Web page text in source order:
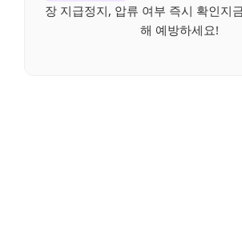
장 지급정지, 압류 여부 즉시 확인지
해 예방하세요!